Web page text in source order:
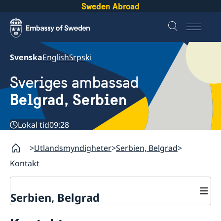
Sweden Abroad
SvenskaEnglishSrpski
Sveriges ambassad
Belgrad, Serbien
Lokal tid09:28
Utlandsmyndigheter Serbien, Belgrad
Kontakt
Serbien, Belgrad